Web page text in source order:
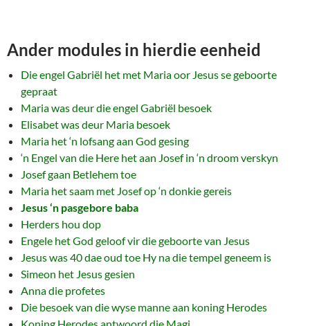
Ander modules in hierdie eenheid
Die engel Gabriël het met Maria oor Jesus se geboorte
gepraat
Maria was deur die engel Gabriël besoek
Elisabet was deur Maria besoek
Maria het ‘n lofsang aan God gesing
‘n Engel van die Here het aan Josef in ‘n droom verskyn
Josef gaan Betlehem toe
Maria het saam met Josef op ‘n donkie gereis
Jesus ‘n pasgebore baba
Herders hou dop
Engele het God geloof vir die geboorte van Jesus
Jesus was 40 dae oud toe Hy na die tempel geneem is
Simeon het Jesus gesien
Anna die profetes
Die besoek van die wyse manne aan koning Herodes